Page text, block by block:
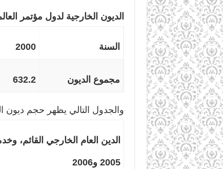
الديون الخارجية لدول مؤتمر
السنة 2000
مجموع الديون 632.2
والجدول التالي يظهر حجم ديون
الدين العام الخارجي القائم،
2005 و2006